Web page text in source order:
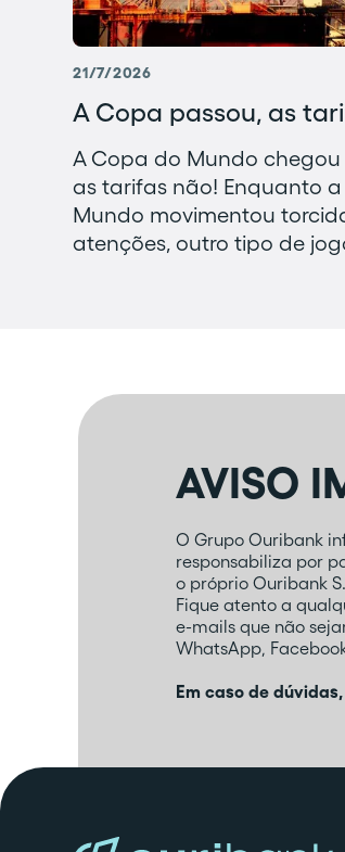
21/7/2026
A Copa passou, as
A Copa do Mundo
as tarifas não! Enquanto
Mundo movimentou
atenções, outro tipo de
AVISO
O Grupo Ouribank
responsabiliza por
o próprio Ouribank
Fique atento a
e-mails que não
WhatsApp,
Em caso de